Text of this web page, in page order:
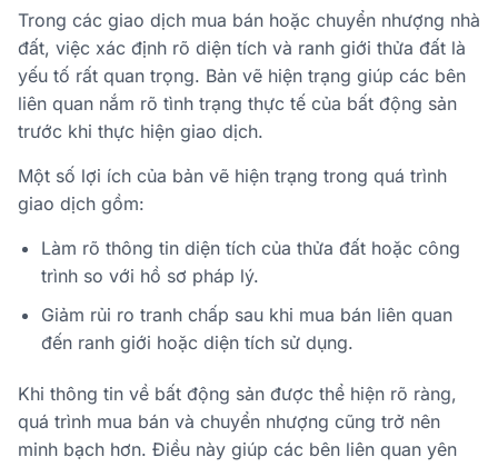
Trong các giao dịch mua bán hoặc chuyển nhượng nhà
đất, việc xác định rõ diện tích và ranh giới thửa đất là
yếu tố rất quan trọng. Bản vẽ hiện trạng giúp các bên
liên quan nắm rõ tình trạng thực tế của bất động sản
trước khi thực hiện giao dịch.
Một số lợi ích của bản vẽ hiện trạng trong quá trình
giao dịch gồm:
Làm rõ thông tin diện tích của thửa đất hoặc công
trình so với hồ sơ pháp lý.
Giảm rủi ro tranh chấp sau khi mua bán liên quan
đến ranh giới hoặc diện tích sử dụng.
Khi thông tin về bất động sản được thể hiện rõ ràng,
quá trình mua bán và chuyển nhượng cũng trở nên
minh bạch hơn. Điều này giúp các bên liên quan yên